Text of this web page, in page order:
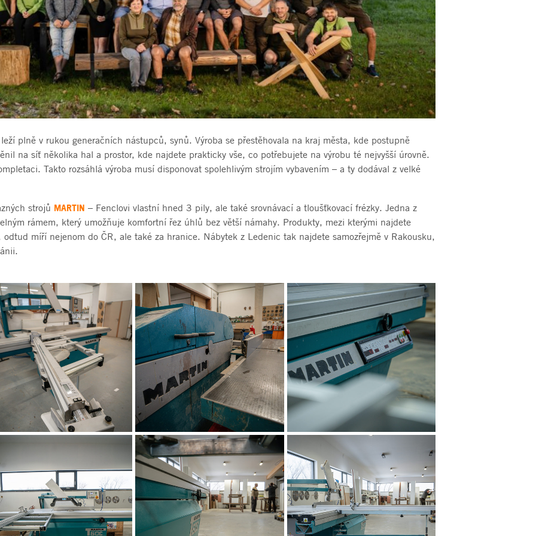
plně v rukou generačních nástupců, synů. Výroba se přestěhovala na kraj města, kde postupně
na síť několika hal a prostor, kde najdete prakticky vše, co potřebujete na výrobu té nejvyšší úrovně.
Takto rozsáhlá výroba musí disponovat spolehlivým strojím vybavením – a ty dodával z velké
strojů MARTIN – Fenclovi vlastní hned 3 pily, ale také srovnávací a tloušťkovací frézky. Jedna z
rámem, který umožňuje komfortní řez úhlů bez větší námahy. Produkty, mezi kterými najdete
míří nejenom do ČR, ale také za hranice. Nábytek z Ledenic tak najdete samozřejmě v Rakousku,